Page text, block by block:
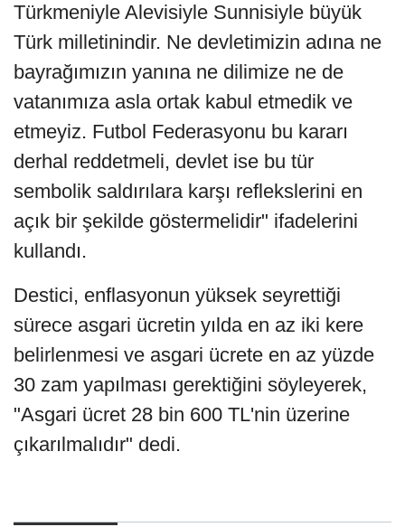
Türkmeniyle Alevisiyle Sunnisiyle büyük
Türk milletinindir. Ne devletimizin adına ne
bayrağımızın yanına ne dilimize ne de
vatanımıza asla ortak kabul etmedik ve
etmeyiz. Futbol Federasyonu bu kararı
derhal reddetmeli, devlet ise bu tür
sembolik saldırılara karşı reflekslerini en
açık bir şekilde göstermelidir" ifadelerini
kullandı.
Destici, enflasyonun yüksek seyrettiği
sürece asgari ücretin yılda en az iki kere
belirlenmesi ve asgari ücrete en az yüzde
30 zam yapılması gerektiğini söyleyerek,
"Asgari ücret 28 bin 600 TL'nin üzerine
çıkarılmalıdır" dedi.